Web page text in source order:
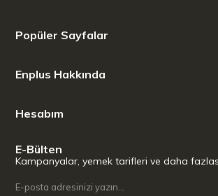
Menşei: ABD
Temizlik: Yapışmaz yüzeyin performansını
Popüler Sayfalar
Enplus Hakkında
Hesabım
E-Bülten
Kampanyalar, yemek tarifleri ve daha